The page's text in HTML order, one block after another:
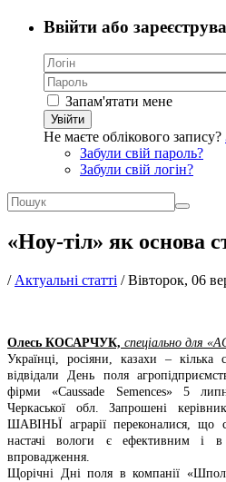
Ввійти або
Запам'ятати мене
Увійти
Не маєте облікового запису?
Забули свій пароль?
Забули свій логін?
«Ноу-тіл» як основа
/ Актуальні статті /Вівторок, 06
Олесь КОСАРЧУК, спеціально для
Українці, росіяни, казахи – кілька
відвідали День поля
фірми «Caussade Semences» 5
Черкаської обл. Запрошені
ШАВІНЬЇ аграрії переконалися, що
настачі вологи є ефективним
впровадження.
Щорічні Дні поля в компанії